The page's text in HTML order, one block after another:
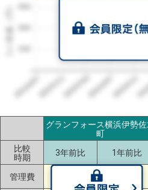
1㎡単価（円）
2023/072023/112024/032024/072024/11
グランフォース横浜伊勢佐
町
比較
時期
3年前比 1年前比
管理費
（-25%）
（+33%）